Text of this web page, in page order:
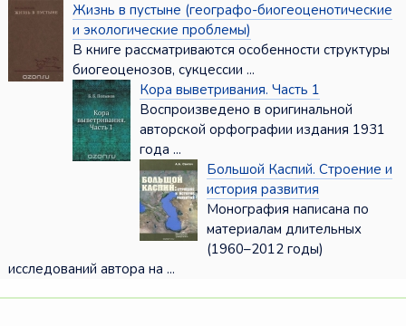
Жизнь в пустыне (географо-биогеоценотические
и экологические проблемы)
В книге рассматриваются особенности структуры
биогеоценозов, сукцессии ...
Кора выветривания. Часть 1
Воспроизведено в оригинальной
авторской орфографии издания 1931
года ...
Большой Каспий. Строение и
история развития
Монография написана по
материалам длительных
(1960–2012 годы)
исследований автора на ...